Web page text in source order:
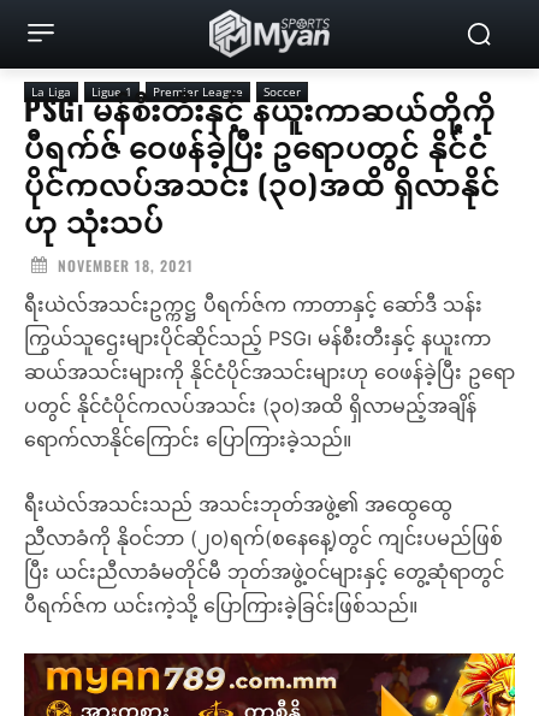
La Liga Ligue 1 Premier League Soccer
PSG၊ မန်စီးတီးနှင့် နယူးကာဆယ်တို့ကို
ပီရက်ဇ် ဝေဖန်ခဲ့ပြီး ဥရောပတွင် နိုင်ငံ
ပိုင်ကလပ်အသင်း (၃၀)အထိ ရှိလာနိုင်
ဟု သုံးသပ်
NOVEMBER 18, 2021
ရီးယဲလ်အသင်းဥက္ကဋ္ဌ ပီရက်ဇ်က ကာတာနှင့် ဆော်ဒီ သန်း
ကြွယ်သူဌေးများပိုင်ဆိုင်သည့် PSG၊ မန်စီးတီးနှင့် နယူးကာ
ဆယ်အသင်းများကို နိုင်ငံပိုင်အသင်းများဟု ဝေဖန်ခဲ့ပြီး ဥရော
ပတွင် နိုင်ငံပိုင်ကလပ်အသင်း (၃၀)အထိ ရှိလာမည့်အချိန်
ရောက်လာနိုင်ကြောင်း ပြောကြားခဲ့သည်။
ရီးယဲလ်အသင်းသည် အသင်းဘုတ်အဖွဲ့၏ အထွေထွေ
ညီလာခံကို နိုဝင်ဘာ (၂၀)ရက်(စနေနေ့)တွင် ကျင်းပမည်ဖြစ်
ပြီး ယင်းညီလာခံမတိုင်မီ ဘုတ်အဖွဲ့ဝင်များနှင့် တွေ့ဆုံရာတွင်
ပီရက်ဇ်က ယင်းကဲ့သို့ ပြောကြားခဲ့ခြင်းဖြစ်သည်။